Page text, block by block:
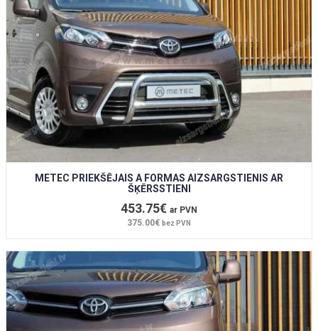
METEC PRIEKŠĒJAIS A FORMAS AIZSARGSTIENIS AR
ŠĶĒRSSTIENI
453.75€ ar PVN
375.00€ bez PVN